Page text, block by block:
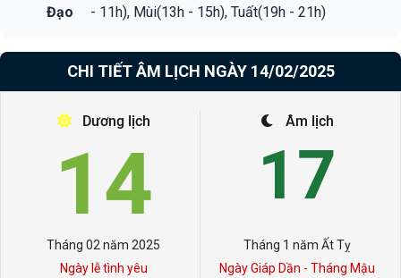
Đạo
- 11h), Mùi(13h - 15h), Tuất(19h - 21h)
CHI TIẾT ÂM LỊCH NGÀY 14/02/2025
Dương lịch
14
Tháng 02 năm 2025
Ngày lễ tình yêu
Âm lịch
17
Tháng 1 năm Ất Tỵ
Ngày Giáp Dần - Tháng Mậu